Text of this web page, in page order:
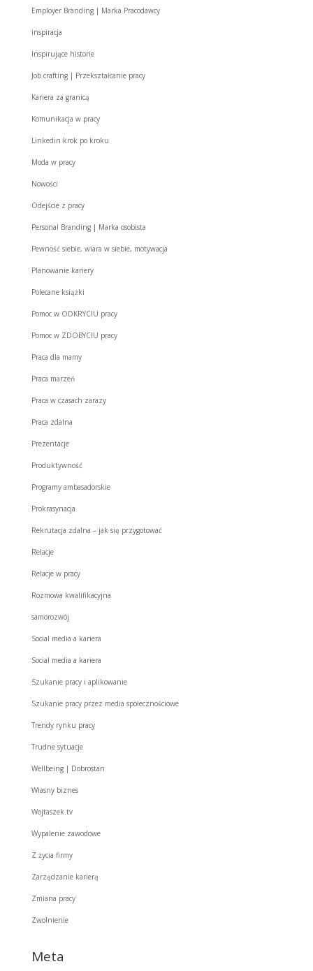
Employer Branding | Marka Pracodawcy
inspiracja
Inspirujące historie
Job crafting | Przekształcanie pracy
Kariera za granicą
Komunikacja w pracy
Linkedin krok po kroku
Moda w pracy
Nowości
Odejście z pracy
Personal Branding | Marka osobista
Pewność siebie, wiara w siebie, motywacja
Planowanie kariery
Polecane książki
Pomoc w ODKRYCIU pracy
Pomoc w ZDOBYCIU pracy
Praca dla mamy
Praca marzeń
Praca w czasach zarazy
Praca zdalna
Prezentacje
Produktywność
Programy ambasadorskie
Prokrasynacja
Rekrutacja zdalna – jak się przygotować
Relacje
Relacje w pracy
Rozmowa kwalifikacyjna
samorozwój
Social media a kariera
Social media a kariera
Szukanie pracy i aplikowanie
Szukanie pracy przez media społecznościowe
Trendy rynku pracy
Trudne sytuacje
Wellbeing | Dobrostan
Własny biznes
Wojtaszek.tv
Wypalenie zawodowe
Z życia firmy
Zarządzanie karierą
Zmiana pracy
Zwolnienie
Meta